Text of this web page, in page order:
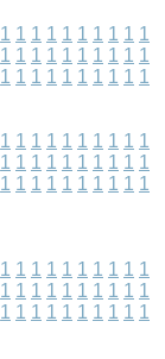
1 1 1 1 1 1 1 1 1 1
1 1 1 1 1 1 1 1 1 1
1 1 1 1 1 1 1 1 1 1
1 1 1 1 1 1 1 1 1 1
1 1 1 1 1 1 1 1 1 1
1 1 1 1 1 1 1 1 1 1
1 1 1 1 1 1 1 1 1 1
1 1 1 1 1 1 1 1 1 1
1 1 1 1 1 1 1 1 1 1